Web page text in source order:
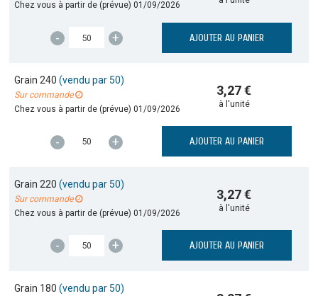
Chez vous à partir de (prévue)01/09/2026
- + AJOUTER AU PANIER
Grain 240(vendu par 50)
Sur commande
Chez vous à partir de (prévue)01/09/2026
3,27 €
à l'unité
- + AJOUTER AU PANIER
Grain 220(vendu par 50)
Sur commande
Chez vous à partir de (prévue)01/09/2026
3,27 €
à l'unité
- + AJOUTER AU PANIER
Grain 180(vendu par 50)